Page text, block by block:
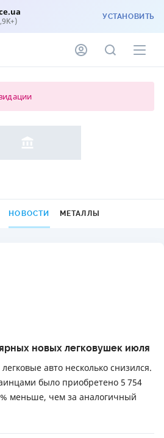
УСТАНОВИТЬ
НОВОСТИ МЕТАЛЛЫ
новых легковушек июля
авто несколько снизился.
было приобретено 5 754
меньше, чем за аналогичный